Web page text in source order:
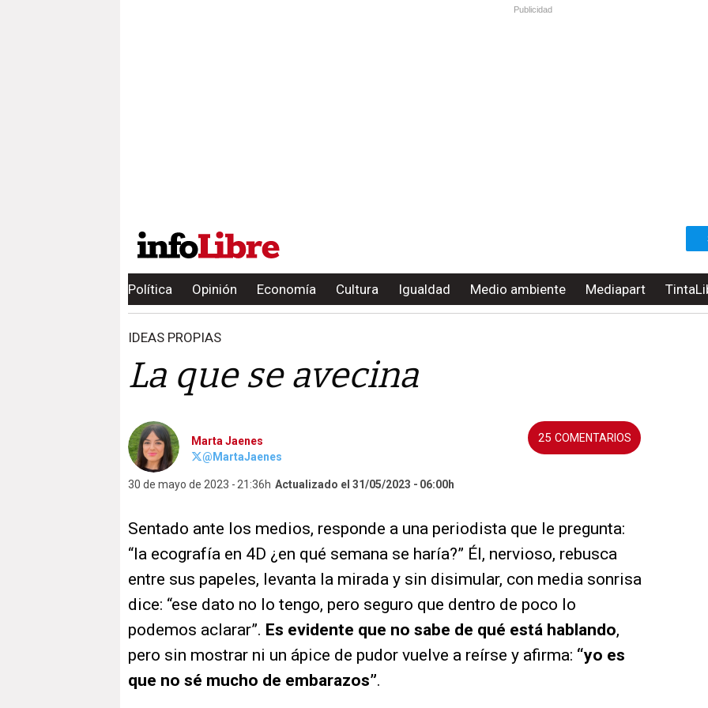
Publicidad
Política Opinión Economía Cultura Igualdad Medio ambiente Mediapart
IDEAS PROPIAS
La que se avecina
Marta Jaenes
@MartaJaenes
30 de mayo de 2023 21:36h Actualizado el 31/05/2023 06:00h
25
Sentado ante los medios, responde a una periodista que le pregunta:
“la ecografía en 4D ¿en qué semana se haría?” Él, nervioso, rebusca
entre sus papeles, levanta la mirada y sin disimular, con media sonrisa
dice: “ese dato no lo tengo, pero seguro que dentro de poco lo
podemos aclarar”. Es evidente que no sabe de qué está hablando,
pero sin mostrar ni un ápice de pudor vuelve a reírse y afirma: “yo es
que no sé mucho de embarazos”.